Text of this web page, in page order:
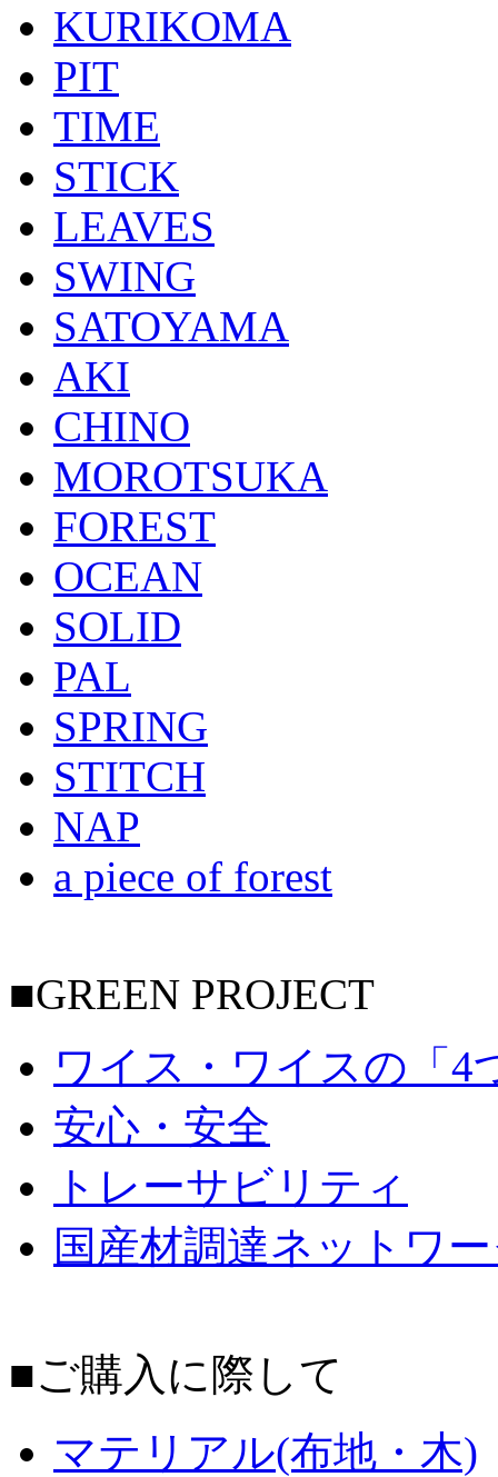
KURIKOMA
PIT
TIME
STICK
LEAVES
SWING
SATOYAMA
AKI
CHINO
MOROTSUKA
FOREST
OCEAN
SOLID
PAL
SPRING
STITCH
NAP
a piece of forest
■GREEN PROJECT
ワイス・ワイスの「4
安心・安全
トレーサビリティ
国産材調達ネットワ
■ご購入に際して
マテリアル(布地・木)